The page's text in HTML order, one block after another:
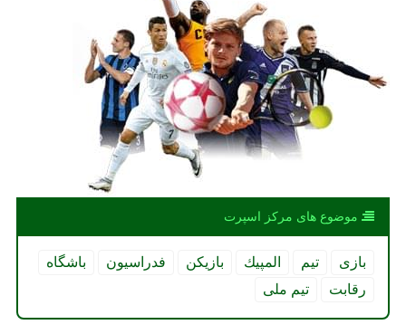
موضوع های مركز اسپرت
بازی تیم المپیك بازیكن فدراسیون
باشگاه
رقابت
تیم ملی